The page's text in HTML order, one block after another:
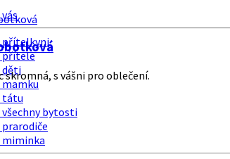
přítelkyni
přítele
děti
mamku
tátu
všechny bytosti
miminka
skromná, s vášni pro oblečení.